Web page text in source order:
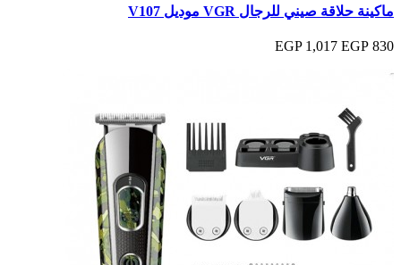
ماكينة حلاقة صيني للرجال VGR موديل V107
830 EGP
1,017 EGP